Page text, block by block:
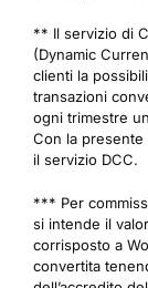
** Il servizio di
(Dynamic
clienti la
transazioni
ogni trimestre
Con la
il servizio DCC.
*** Per
si intende il
corrisposto a
convertita